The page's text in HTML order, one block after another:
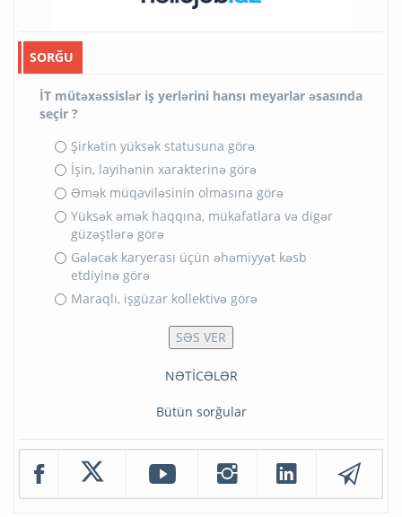
SORĞU
İT mütəxəssislər iş yerlərini hansı meyarlar əsasında
seçir ?
Şirkətin yüksək statusuna görə
İşin, layihənin xarakterinə görə
Əmək müqaviləsinin olmasına görə
Yüksək əmək haqqına, mükafatlara və digər
güzəştlərə görə
Gələcək karyerası üçün əhəmiyyət kəsb
etdiyinə görə
Maraqlı, işgüzar kollektivə görə
NƏTİCƏLƏR
Bütün sorğular